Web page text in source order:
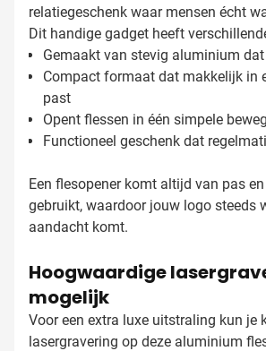
relatiegeschenk waar mensen écht
Dit handige gadget heeft
Gemaakt van stevig aluminium
Compact formaat dat makkelijk in
past
Opent flessen in één simpele
Functioneel geschenk dat
Een flesopener komt altijd van pas
gebruikt, waardoor jouw logo steeds
aandacht komt.
Hoogwaardige
mogelijk
Voor een extra luxe uitstraling kun je
lasergravering op deze aluminium